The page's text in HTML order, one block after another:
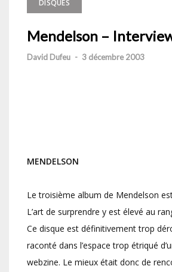
DISQUES
Mendelson –
David Dufeu - 3 décembre 2003
MENDELSON
Le troisième album de Mendelson
L’art de surprendre y est élevé au
Ce disque est définitivement trop
raconté dans l’espace trop étriqué
webzine. Le mieux était donc de